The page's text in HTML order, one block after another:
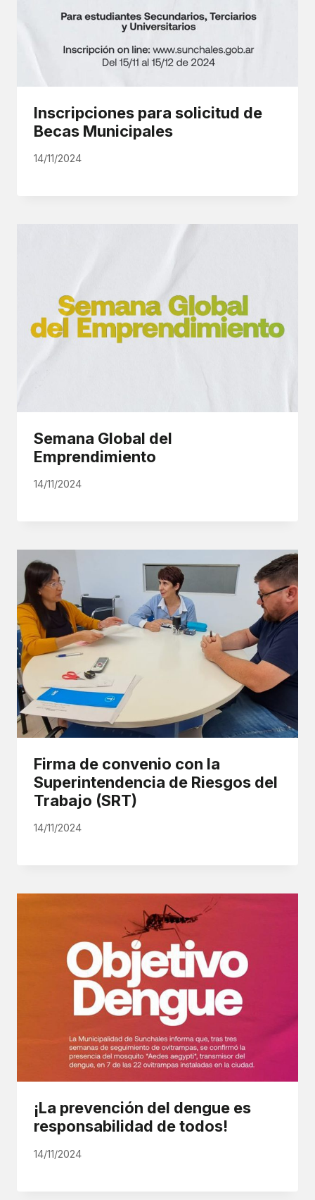
Inscripciones para solicitud de
Becas Municipales
14/11/2024
Semana Global del
Emprendimiento
14/11/2024
Firma de convenio con la
Superintendencia de Riesgos del
Trabajo (SRT)
14/11/2024
¡La prevención del dengue es
responsabilidad de todos!
14/11/2024